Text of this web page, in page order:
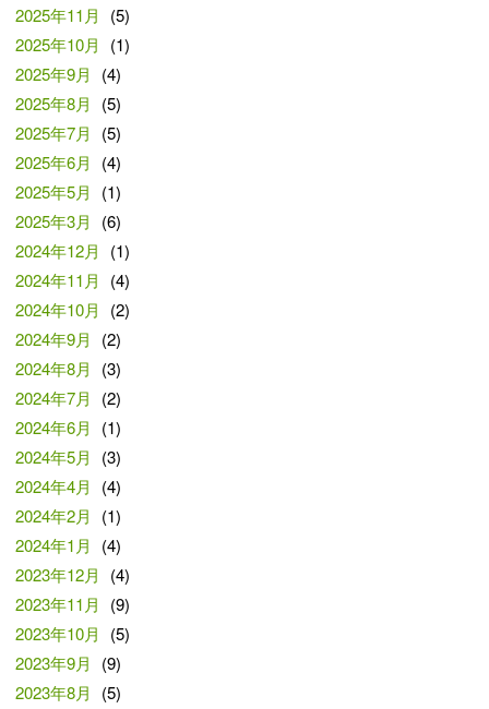
2025年11月
(5)
2025年10月
(1)
2025年9月
(4)
2025年8月
(5)
2025年7月
(5)
2025年6月
(4)
2025年5月
(1)
2025年3月
(6)
2024年12月
(1)
2024年11月
(4)
2024年10月
(2)
2024年9月
(2)
2024年8月
(3)
2024年7月
(2)
2024年6月
(1)
2024年5月
(3)
2024年4月
(4)
2024年2月
(1)
2024年1月
(4)
2023年12月
(4)
2023年11月
(9)
2023年10月
(5)
2023年9月
(9)
2023年8月
(5)